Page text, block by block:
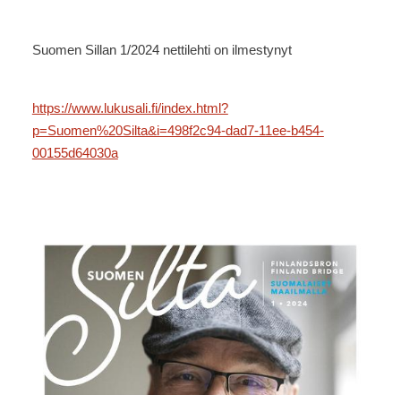
Suomen Sillan 1/2024 nettilehti on ilmestynyt
https://www.lukusali.fi/index.html?
p=Suomen%20Silta&i=498f2c94-dad7-11ee-b454-
00155d64030a